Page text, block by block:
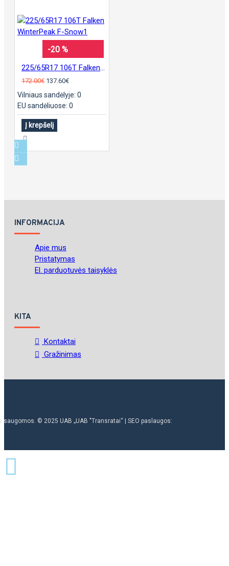
-20 %
172.00€ 137.60€
Vilniaus sandėlyje: 0
EU sandėliuose: 0
Į krepšelį
INFORMACIJA
Apie mus
Pristatymas
El. parduotuvės taisyklės
KITA
Kontaktai
Gražinimas
saugomos. © 2025 UAB „UAB "Transratai“ | SEO paslaugos: